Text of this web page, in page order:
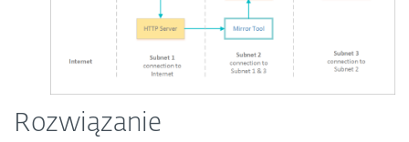
Rozwiązanie